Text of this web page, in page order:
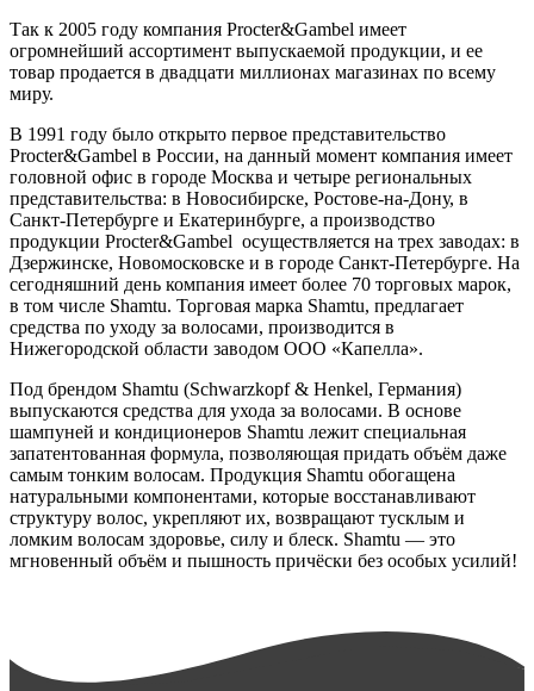
Так к 2005 году компания Procter&Gambel имеет
огромнейший ассортимент выпускаемой продукции, и ее
товар продается в двадцати миллионах магазинах по всему
миру.
В 1991 году было открыто первое представительство
Procter&Gambel в России, на данный момент компания имеет
головной офис в городе Москва и четыре региональных
представительства: в Новосибирске, Ростове-на-Дону, в
Санкт-Петербурге и Екатеринбурге, а производство
продукции Procter&Gambel осуществляется на трех заводах: в
Дзержинске, Новомосковске и в городе Санкт-Петербурге. На
сегодняшний день компания имеет более 70 торговых марок,
в том числе Shamtu. Торговая марка Shamtu, предлагает
средства по уходу за волосами, производится в
Нижегородской области заводом ООО «Капелла».
Под брендом Shamtu (Schwarzkopf & Henkel, Германия)
выпускаются средства для ухода за волосами. В основе
шампуней и кондиционеров Shamtu лежит специальная
запатентованная формула, позволяющая придать объём даже
самым тонким волосам. Продукция Shamtu обогащена
натуральными компонентами, которые восстанавливают
структуру волос, укрепляют их, возвращают тусклым и
ломким волосам здоровье, силу и блеск. Shamtu — это
мгновенный объём и пышность причёски без особых усилий!